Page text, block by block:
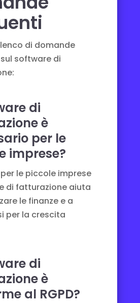
di domande
software di
di
è
per le
imprese?
le piccole imprese
di fatturazione aiuta
le finanze e a
per la crescita
di
è
al RGPD?